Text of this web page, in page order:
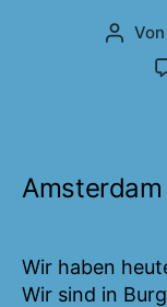
Von
Wir haben
Wir sind in